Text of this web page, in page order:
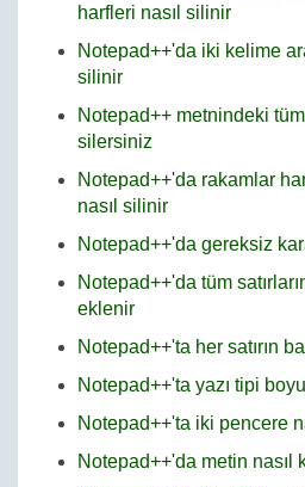
harfleri nasıl silinir
Notepad++'da iki kelime
silinir
Notepad++ metnindeki tüm
silersiniz
Notepad++'da rakamlar
nasıl silinir
Notepad++'da gereksiz
Notepad++'da tüm
eklenir
Notepad++'ta her satırın
Notepad++'ta yazı tipi
Notepad++'ta iki pencere
Notepad++'da metin nasıl